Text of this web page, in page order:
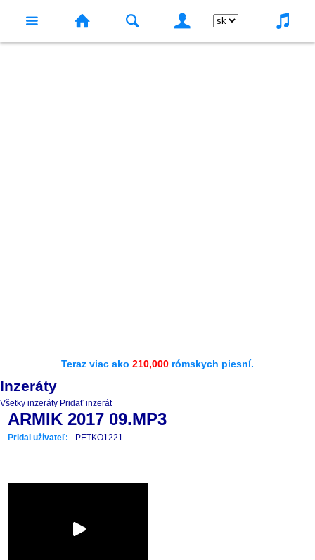
Teraz viac ako 210,000 rómskych piesní.
Inzeráty
Všetky inzeráty Pridať inzerát
ARMIK 2017 09.MP3
Pridal užívateľ: PETKO1221